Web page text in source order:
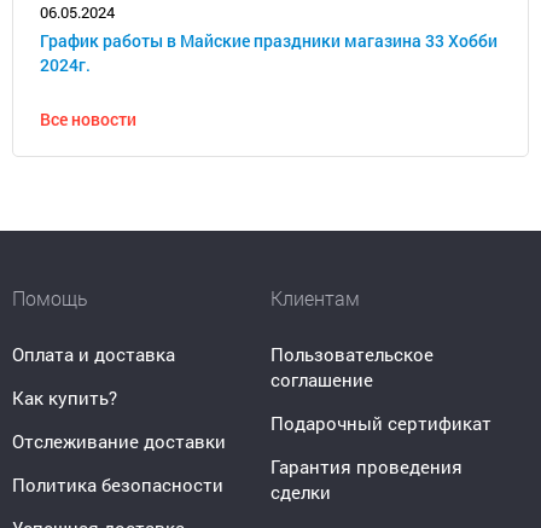
06.05.2024
График работы в Майские праздники магазина 33 Хобби
2024г.
Все новости
Помощь
Оплата и доставка
Как купить?
Отслеживание доставки
Политика безопасности
Клиентам
Пользовательское
соглашение
Подарочный сертификат
Гарантия проведения
сделки